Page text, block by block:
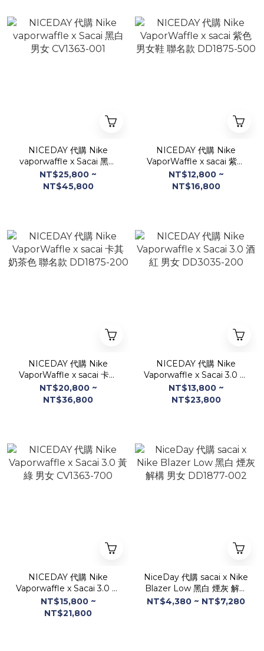
NICEDAY 代購 Nike
vaporwaffle x Sacai 黑白
男女 CV1363-001
NT$25,800 ~
NT$45,800
NICEDAY 代購 Nike
VaporWaffle x sacai 紫色
男女鞋 聯名款 DD1875-
500
NT$12,800 ~
NT$16,800
NICEDAY 代購 Nike
VaporWaffle x sacai 卡其
奶茶色 聯名款 DD1875-
200
NT$20,800 ~
NT$36,800
NICEDAY 代購 Nike
Vaporwaffle x Sacai 3.0 酒
紅 男女 DD3035-200
NT$13,800 ~
NT$23,800
NICEDAY 代購 Nike
Vaporwaffle x Sacai 3.0 黃
綠 男女 CV1363-700
NT$15,800 ~
NT$21,800
NiceDay 代購 sacai x Nike
Blazer Low 黑白 煙灰 解構
男女 DD1877-002
NT$4,380 ~ NT$7,280